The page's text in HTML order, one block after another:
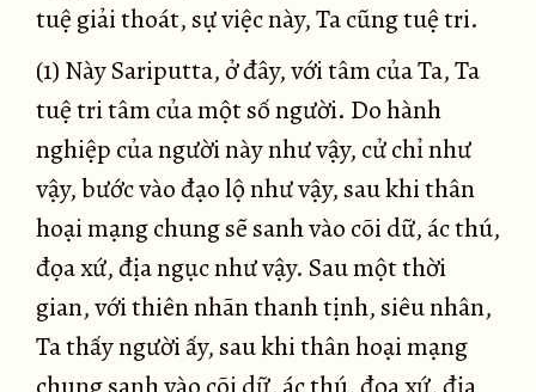
tuệ giải thoát, sự việc này, Ta cũng tuệ tri.
(1) Này Sariputta, ở đây, với tâm của Ta, Ta
tuệ tri tâm của một số người. Do hành
nghiệp của người này như vậy, cử chỉ như
vậy, bước vào đạo lộ như vậy, sau khi thân
hoại mạng chung sẽ sanh vào cõi dữ, ác thú,
đọa xứ, địa ngục như vậy. Sau một thời
gian, với thiên nhãn thanh tịnh, siêu nhân,
Ta thấy người ấy, sau khi thân hoại mạng